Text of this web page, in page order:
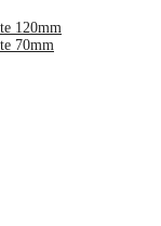
120mm
70mm